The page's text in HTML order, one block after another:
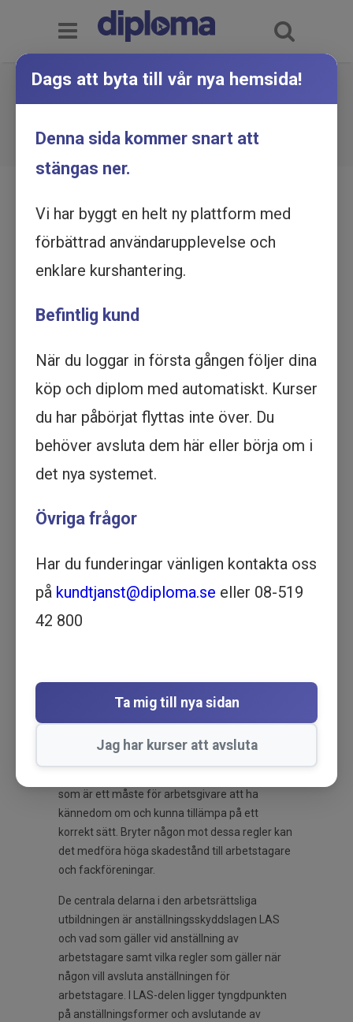
Arbetsrätt - Fem centrala lagar - Utbildning online
Köp - 4 095 kr
Prova ett delmoment
Arbetsrätt - Fem centrala lagar
- Utbildning online
| HR OCH PERSONAL | JURIDIK |
Motsvarar 3 dagar lärarledd utbildning
Beskrivning
Lär dig allt du behöver veta om arbetsrätt med
dig som vill lära dig förstå, hantera och verka i
enlighet med den arbetsrättsliga lagstiftningen.
som är ett måste för arbetsgivare att ha
kännedom om och kunna tillämpa på ett
korrekt sätt. Bryter någon mot dessa regler kan
det medföra höga skadestånd till arbetstagare
och fackföreningar.
De centrala delarna i den arbetsrättsliga
utbildningen är anställningsskyddslagen LAS
och vad som gäller vid anställning av
arbetstagare samt vilka regler som gäller när
någon vill avsluta anställningen för
arbetstagare. I LAS-delen ligger tyngdpunkten
på anställningsformer och avslutande av
Dags att byta till vår nya hemsida!
Denna sida kommer snart att
stängas ner.
Vi har byggt en helt ny plattform med
förbättrad användarupplevelse och
enklare kurshantering.
Befintlig kund
När du loggar in första gången följer dina
köp och diplom med automatiskt. Kurser
du har påbörjat flyttas inte över. Du
behöver avsluta dem här eller börja om i
det nya systemet.
Övriga frågor
Har du funderingar vänligen kontakta oss
på kundtjanst@diploma.se eller 08-519
42 800
Ta mig till nya sidan
Jag har kurser att avsluta